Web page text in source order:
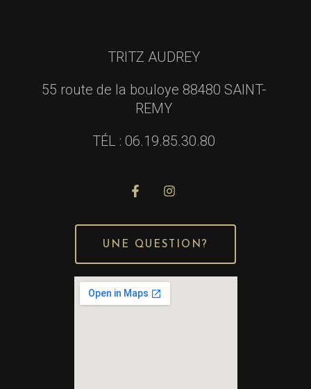
TRITZ AUDREY
55 route de la bouloye 88480 SAINT-
REMY
TÉL : 06.19.85.30.80
UNE QUESTION?